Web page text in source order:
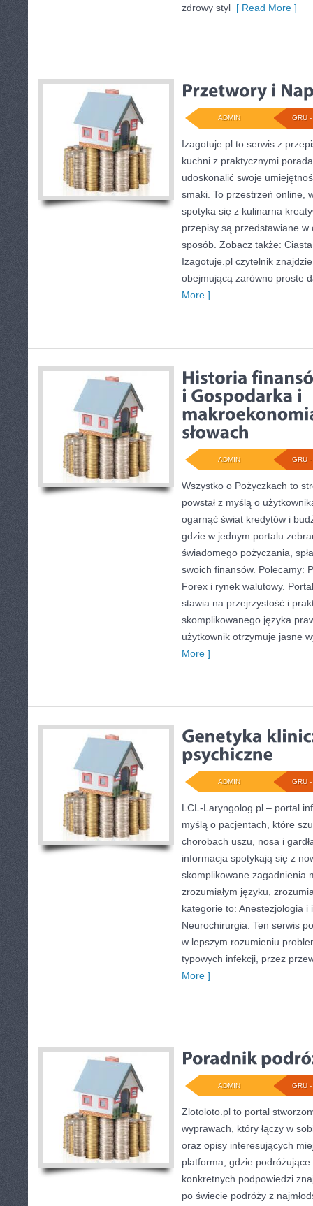
zdrowy styl [ Read More ]
GRU
ADMIN
Izagotuje.pl to serwis z
kuchni z praktycznymi
udoskonalić swoje
smaki. To przestrzeń online,
spotyka się z kulinarna
przepisy są przedstawiane w
sposób. Zobacz także:
Izagotuje.pl czytelnik
obejmującą zarówno proste
More ]
GRU
ADMIN
Wszystko o Pożyczkach to
powstał z myślą o
ogarnąć świat kredytów i
gdzie w jednym portalu
świadomego pożyczania,
swoich finansów. Polecamy:
Forex i rynek walutowy.
stawia na przejrzystość i
skomplikowanego języka
użytkownik otrzymuje jasne
More ]
GRU
ADMIN
LCL-Laryngolog.pl – portal
myślą o pacjentach, które
chorobach uszu, nosa i
informacja spotykają się z
skomplikowane zagadnienia
zrozumiałym języku,
kategorie to: Anestezjologia i
Neurochirurgia. Ten serwis
w lepszym rozumieniu
typowych infekcji, przez
More ]
GRU
ADMIN
Zlotoloto.pl to portal
wyprawach, który łączy w
oraz opisy interesujących
platforma, gdzie podróżujące
konkretnych podpowiedzi
po świecie podróży z